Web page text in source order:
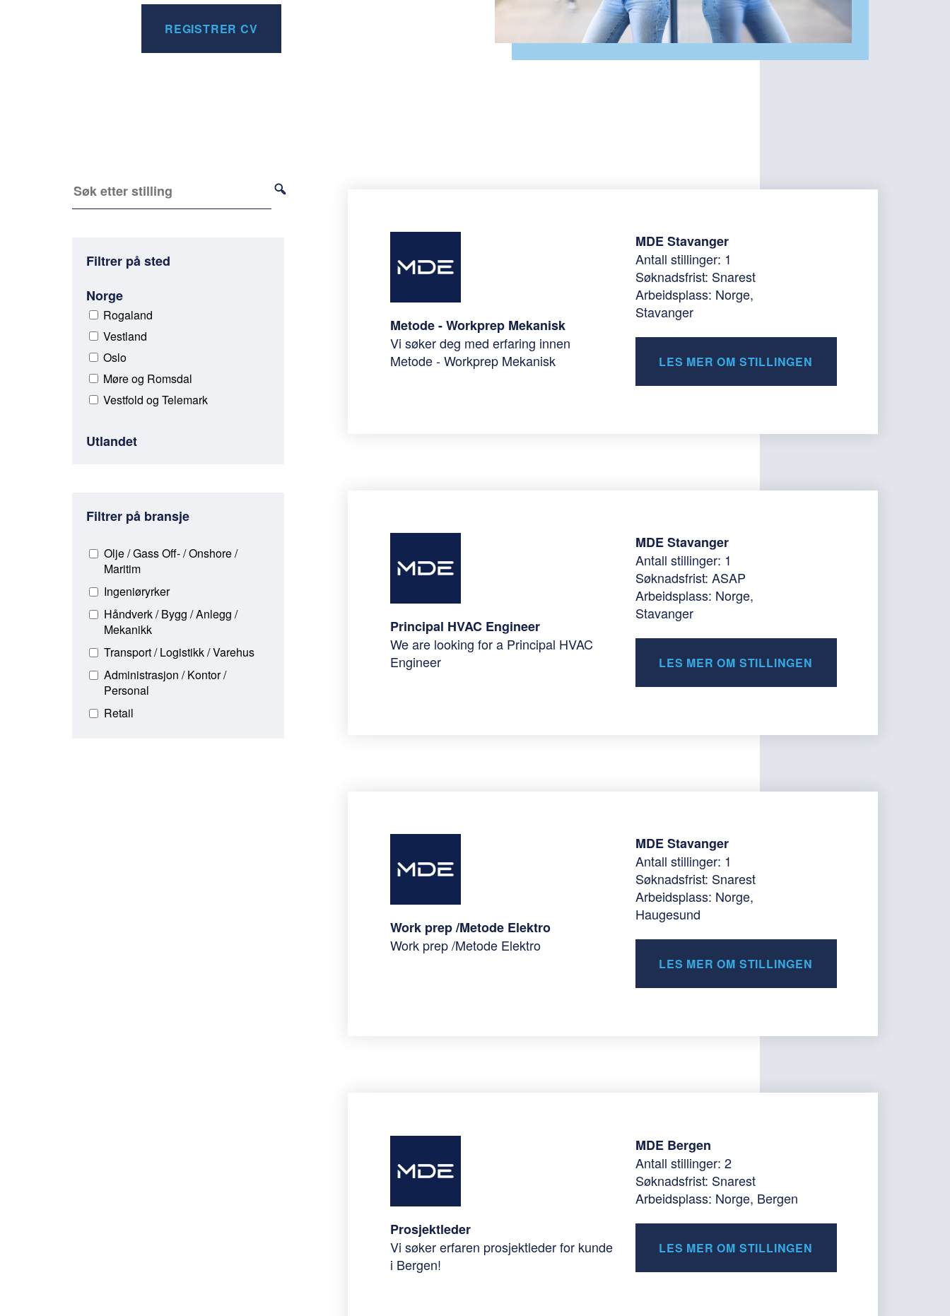
REGISTRER CV
Filtrer på sted
Norge
Rogaland
Vestland
Oslo
Møre og Romsdal
Vestfold og Telemark
Utlandet
Filtrer på bransje
Olje / Gass Off- / Onshore /
Maritim
Ingeniøryrker
Håndverk / Bygg / Anlegg /
Mekanikk
Transport / Logistikk / Varehus
Administrasjon / Kontor /
Personal
Retail
Metode - Workprep Mekanisk
Vi søker deg med erfaring innen
Metode - Workprep Mekanisk
MDE Stavanger
Antall stillinger: 1
Søknadsfrist: Snarest
Arbeidsplass: Norge,
Stavanger
LES MER OM STILLINGEN
Principal HVAC Engineer
We are looking for a Principal HVAC
Engineer
MDE Stavanger
Antall stillinger: 1
Søknadsfrist: ASAP
Arbeidsplass: Norge,
Stavanger
LES MER OM STILLINGEN
Work prep /Metode Elektro
Work prep /Metode Elektro
MDE Stavanger
Antall stillinger: 1
Søknadsfrist: Snarest
Arbeidsplass: Norge,
Haugesund
LES MER OM STILLINGEN
Prosjektleder
Vi søker erfaren prosjektleder for kunde
i Bergen!
MDE Bergen
Antall stillinger: 2
Søknadsfrist: Snarest
Arbeidsplass: Norge, Bergen
LES MER OM STILLINGEN